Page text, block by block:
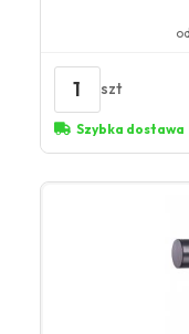
od
1 szt
Szybka dostawa